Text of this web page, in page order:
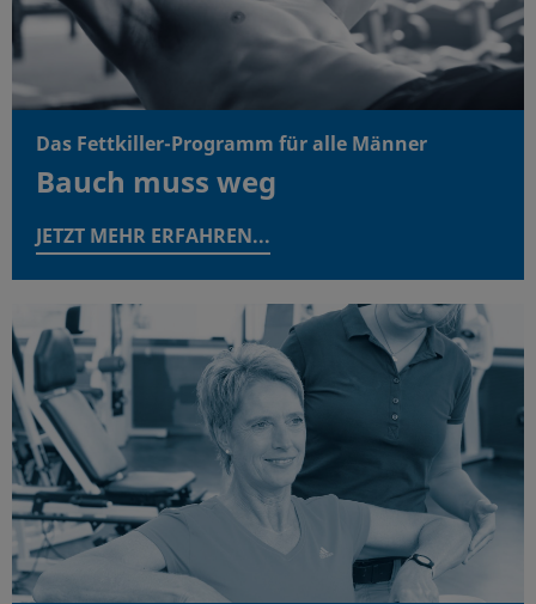
Das Fettkiller-Programm für alle Männer
Bauch muss weg
JETZT MEHR ERFAHREN...